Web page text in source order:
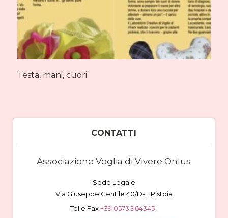
Testa, mani, cuori
CONTATTI
Associazione Voglia di Vivere Onlus
Sede Legale
Via Giuseppe Gentile 40/D-E Pistoia
Tel e Fax+39 0573 964345 ;